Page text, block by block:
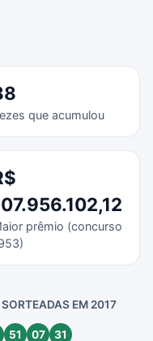
que acumulou
prêmio (concurso
EM 2017
51 07 31